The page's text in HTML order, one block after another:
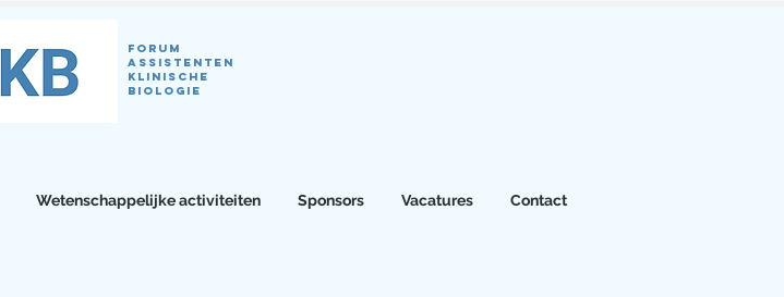
Forum
Assistenten
klinische
biologie
Wetenschappelijke activiteiten Sponsors Vacatures Contact